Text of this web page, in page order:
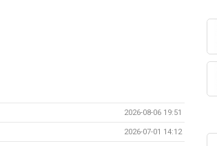
2026-08-06 19:51
2026-07-01 14:12